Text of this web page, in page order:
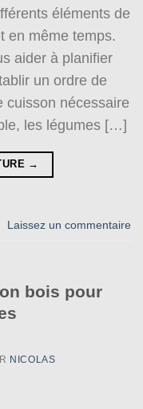
éléments de
en même temps.
aider à planifier
un ordre de
cuisson nécessaire
les légumes […]
→
Laissez un commentaire
bois pour
NICOLAS